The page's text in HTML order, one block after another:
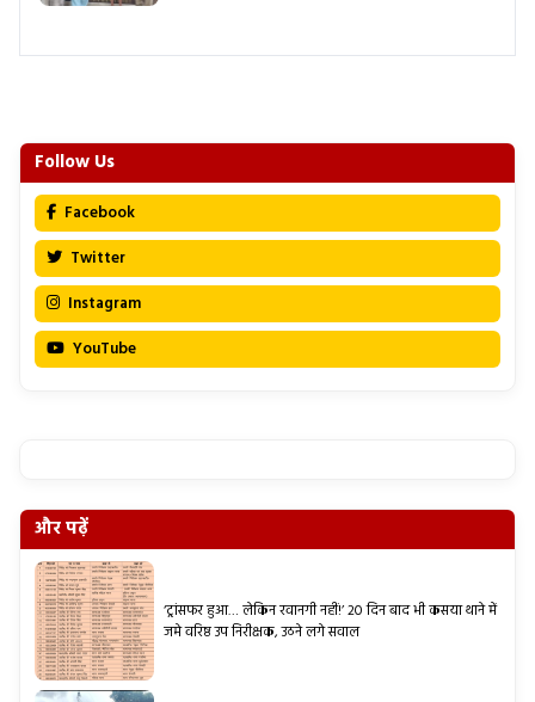
Follow Us
Facebook
Twitter
Instagram
YouTube
और पढ़ें
‘ट्रांसफर हुआ… लेकिन रवानगी नहीं!’ 20 दिन बाद भी कसया थाने में
जमे वरिष्ठ उप निरीक्षक, उठने लगे सवाल